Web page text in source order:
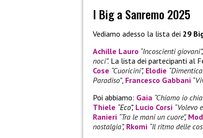
I Big a Sanremo 2025
Vediamo adesso la lista dei 29
Achille Lauro “Incoscienti giovani”,
noci”. La lista dei partecipanti al
Cose “Cuoricini”, Elodie
Paradiso”, Francesco Gabbani
Poi abbiamo: Gaia “Chiamo io
Thiele “Eco”, Lucio Corsi “Volevo
Ranieri “Tra le mani un cuore”,
nostalgia”, Rkomi “Il ritmo delle